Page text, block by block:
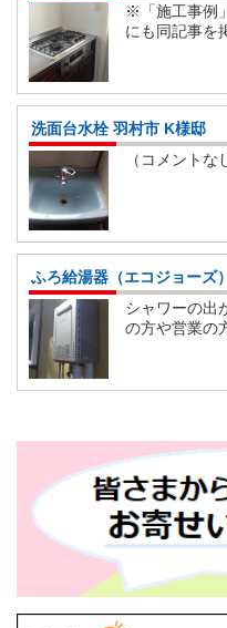
※「施工事例
にも同記事を
洗面台水栓 羽村市 K様邸
（コメントな
ふろ給湯器（エコジョーズ
シャワーの出
の方や営業の